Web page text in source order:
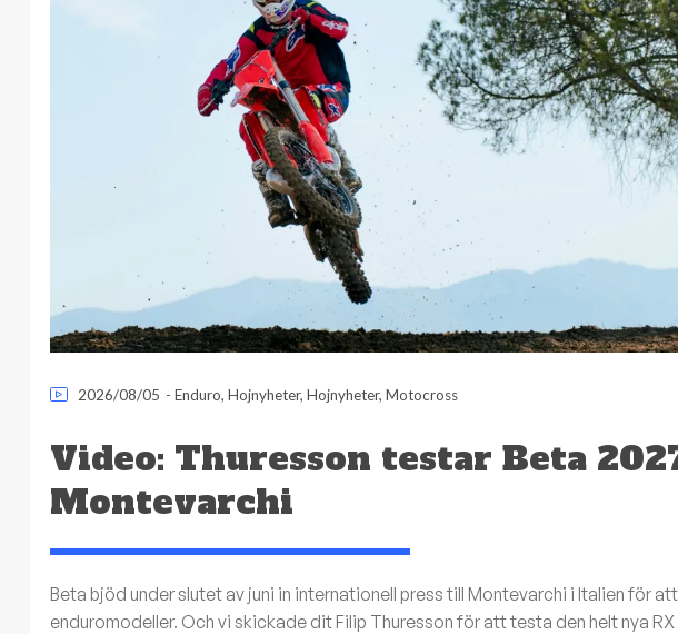
2026/08/05 - Enduro, Hojnyheter, Hojnyheter, Motocross
Video: Thuresson testar Beta
Montevarchi
Beta bjöd under slutet av juni in internationell press till Montevarchi i Italien för
enduromodeller. Och vi skickade dit Filip Thuresson för att testa den helt nya